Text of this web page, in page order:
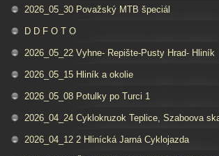
2026_05_30 Považský MTB špeciál
D D F O T O
2026_05_22 Vyhne- Repište-Pusty Hrad- Hliník
2026_05_15 Hliník a okolie
2026_05_08 Potulky po Turci 1
2026_04_24 Cyklokruzok Teplice, Szaboova
2026_04_12 2 Hlinícká Jarná Cyklojazda